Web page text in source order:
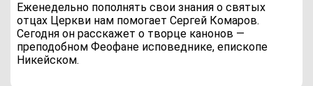
Еженедельно пополнять свои знания о святых
отцах Церкви нам помогает Сергей Комаров.
Сегодня он расскажет о творце канонов —
преподобном Феофане исповеднике, епископе
Никейском.